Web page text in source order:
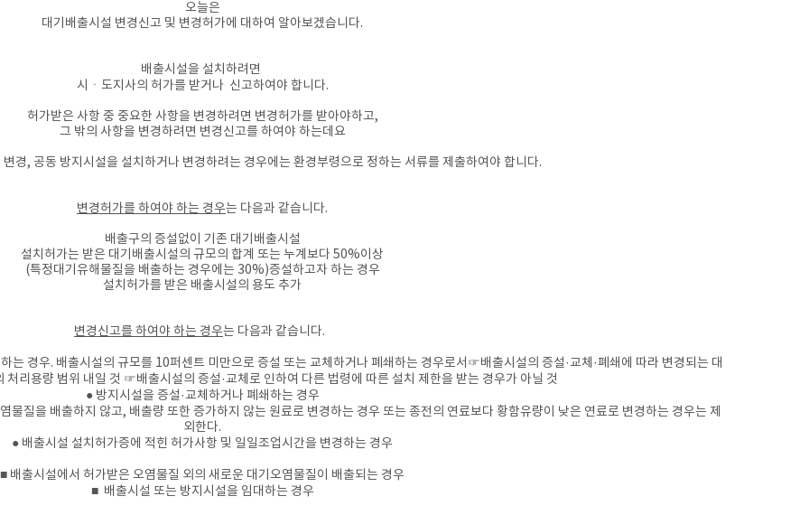
오늘은
대기배출시설 변경신고 및 변경허가에 대하여 알아보겠습니다.​
배출시설을 설치하려면
시
ㆍ도지사의 허가를 받거나 신고하여야 합니다.
허가받은 사항 중 중요한 사항을 변경하려면 변경허가를 받아야하고,
그 밖의 사항을 변경하려면 변경신고를 하여야 하는데요​
경, 공동 방지시설을 설치하거나 변경하려는 경우에는 환경부령으로 정하는 서류를 제출하여야 합니다.
변경허가를 하여야 하는 경우는 다음과 같습니다.
배출구의 증설없이 기존 대기배출시설
설치허가는 받은 대기배출시설의 규모의 합계 또는 누계보다 50%이상
(특정대기유해물질을 배출하는 경우에는 30%)증설하고자 하는 경우
설치허가를 받은 배출시설의 용도 추가
변경신고를 하여야 하는 경우는 다음과 같습니다.
는 경우. 배출시설의 규모를 10퍼센트 미만으로 증설 또는 교체하거나 폐쇄하는 경우로서☞배출시설의 증설·교체·폐쇄에 따라 변경되는 대
처리용량 범위 내일 것 ☞배출시설의 증설·교체로 인하여 다른 법령에 따른 설치 제한을 받는 경우가 아닐 것
● 방지시설을 증설·교체하거나 폐쇄하는 경우​
물질을 배출하지 않고, 배출량 또한 증가하지 않는 원료로 변경하는 경우 또는 종전의 연료보다 황함유량이 낮은 연료로 변경하는 경우는 제
외한다.
​● 배출시설 설치허가증에 적힌 허가사항 및 일일조업시간을 변경하는 경우
■ 배출시설에서 허가받은 오염물질 외의 새로운 대기오염물질이 배출되는 경우
■ 배출시설 또는 방지시설을 임대하는 경우